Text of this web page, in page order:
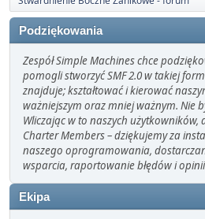
Podziękowania
Zespół Simple Machines chce
pomogli stworzyć SMF 2.0 w takiej
znajduje; kształtować i kierować
ważniejszym oraz mniej ważnym. Nie
Wliczając w to naszych użytkowników,
Charter Members – dziękujemy za
naszego oprogramowania,
wsparcia, raportowanie błędów i
Ekipa